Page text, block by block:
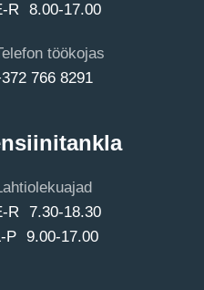
R 8.00-17.00
töökojas
766 8291
R 7.30-18.30
P 9.00-17.00